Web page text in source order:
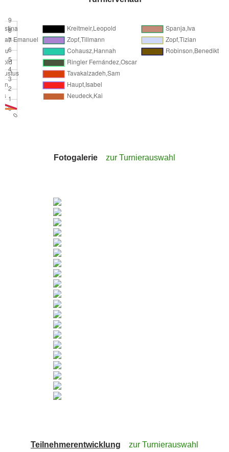
Fotogalerie zur Turnierauswahl
Teilnehmerentwicklung zur Turnierauswahl